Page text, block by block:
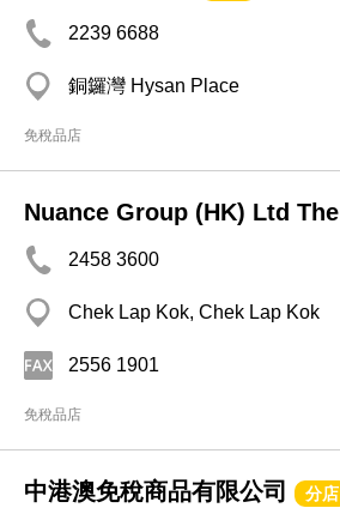
2239 6688
銅鑼灣 Hysan Place
免稅品店
Nuance Group (HK) Ltd The
2458 3600
Chek Lap Kok, Chek Lap Kok
2556 1901
免稅品店
中港澳免稅商品有限公司 分店